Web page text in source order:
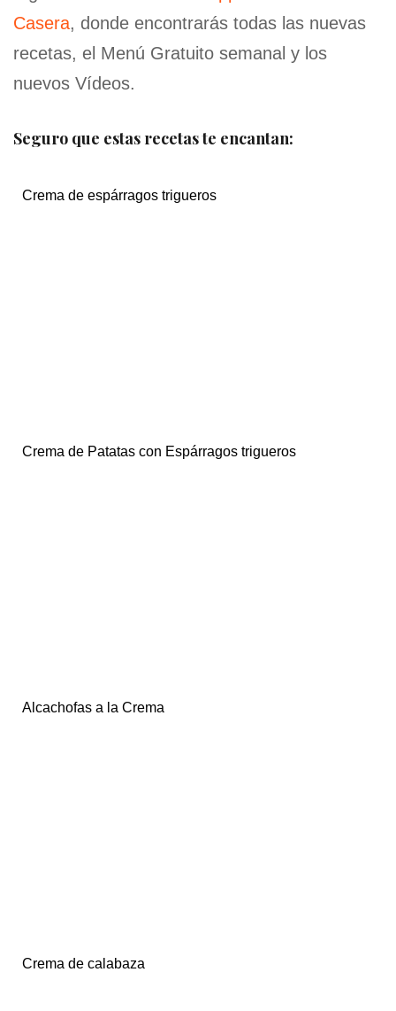
Casera, donde encontrarás todas las nuevas
recetas, el Menú Gratuito semanal y los
nuevos Vídeos.
Seguro que estas recetas te encantan:
Crema de espárragos trigueros
Crema de Patatas con Espárragos trigueros
Alcachofas a la Crema
Crema de calabaza